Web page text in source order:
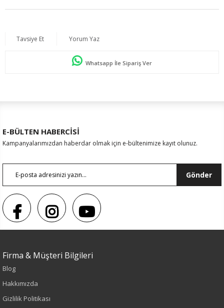
Sezon : YAZLIK
Renk
Tavsiye Et Yorum Yaz
Whatsapp İle Sipariş Ver
E-BÜLTEN HABERCİSİ
Kampanyalarımızdan haberdar olmak için e-bültenimize kayıt olunuz.
Gönder
Firma & Müşteri Bilgileri
Blog
Hakkımızda
Gizlilik Politikası